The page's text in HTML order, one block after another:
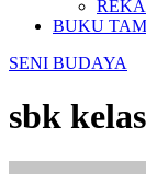
BUKU
SENI BUDAYA
sbk